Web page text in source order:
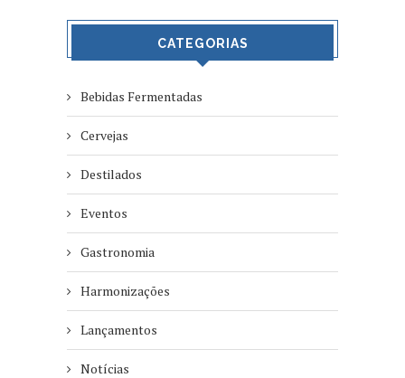
CATEGORIAS
Bebidas Fermentadas
Cervejas
Destilados
Eventos
Gastronomia
Harmonizações
Lançamentos
Notícias